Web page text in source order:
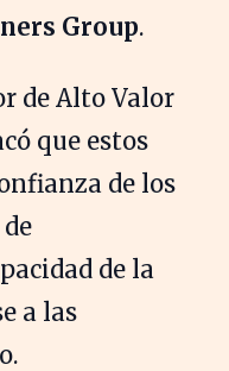
Group.
de Alto Valor
que estos
de los
de la
a las